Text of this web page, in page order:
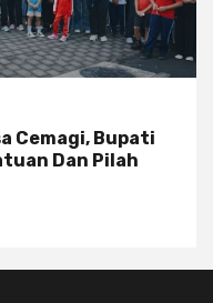
Cemagi, Bupati
Dan Pilah